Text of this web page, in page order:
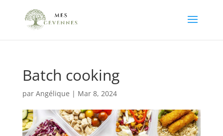
Batch cooking
par Angélique | Mar 8, 2024